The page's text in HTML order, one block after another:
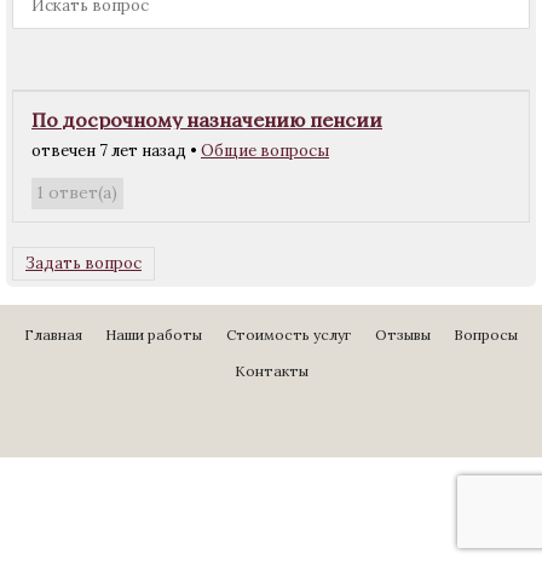
По досрочному назначению пенсии
отвечен 7 лет назад • Общие вопросы
1 ответ(а)
Задать вопрос
Главная Наши работы Стоимость услуг Отзывы
Вопросы
Контакты